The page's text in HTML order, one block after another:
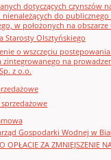
dotyczących czynszów
nienależących do publicznego
w położonych na
Starosty Olsztyńskiego
o wszczęciu
zintegrowanego na
z o.o.
sprzedażowe
Gospodarki Wodnej w
OPŁACIE ZA ZMNIEJSZENIE